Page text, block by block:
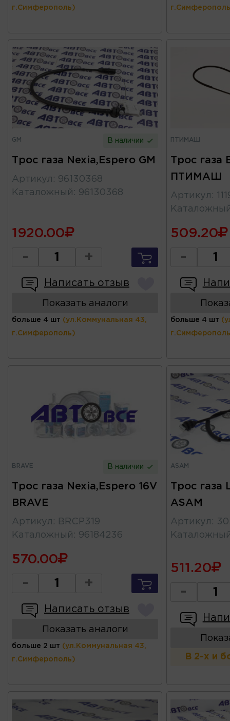
г.Симферополь)
GM В наличии
Трос газа Nexia,Espero GM
Артикул : 96130368
Каталожный : 96130368
1920.00
- +
Написать отзыв
Показать аналоги
больше 4 шт (ул.Коммунальная 43,
г.Симферополь)
ПТИМАШ
Трос газа
ПТИМАШ
Артикул :
509.20
-
больше 4 шт
BRAVE В наличии
Трос газа Nexia,Espero 16V
BRAVE
Артикул :
BRCP319
Каталожный : 96184236
570.00
- +
Написать отзыв
Показать аналоги
больше 2 шт (ул.Коммунальная 43,
г.Симферополь)
ASAM
Трос газа
ASAM
Артикул :
511.20
-
В 2-х и